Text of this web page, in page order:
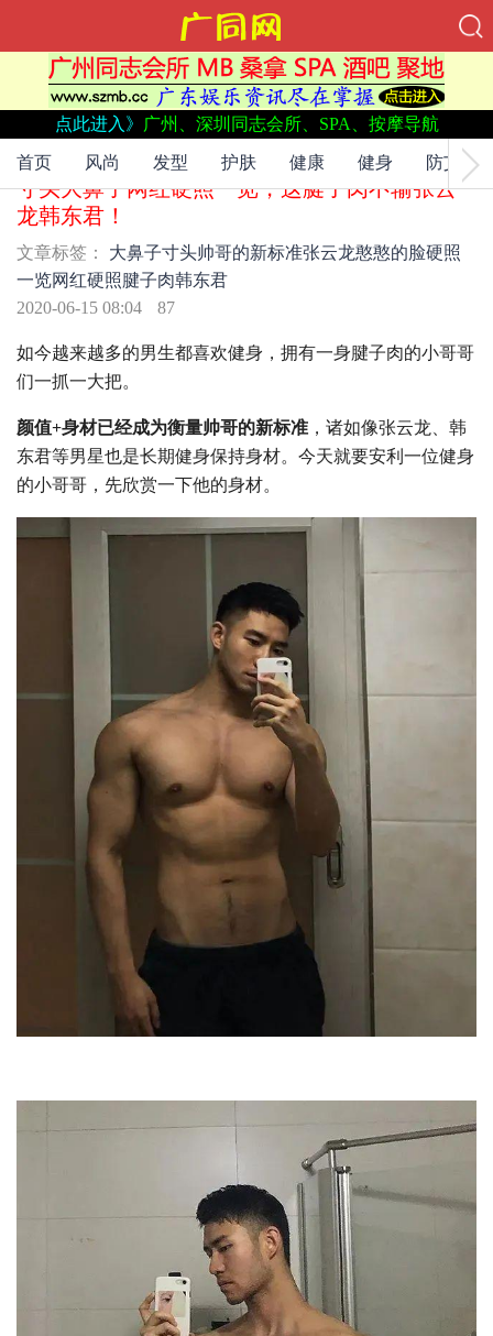
点此进入》 广州、深圳同志会所、SPA、按摩导航
首页 风尚 发型 护肤 健康 健身 防艾
文章标签：大鼻子寸头帅哥的新标准 张云龙憨憨的脸硬照
一览 网红硬照 腱子肉韩东君
寸头大鼻子网红硬照一览，这腱子肉不输张云
龙韩东君！
文章标签： 大鼻子寸头帅哥的新标准张云龙憨憨的脸硬照
一览网红硬照腱子肉韩东君
2020-06-15 08:04
87
如今越来越多的男生都喜欢健身，拥有一身腱子肉的小哥哥
们一抓一大把。
颜值+身材已经成为衡量帅哥的新标准 ，诸如像张云龙、韩
东君等男星也是长期健身保持身材。今天就要安利一位健身
的小哥哥，先欣赏一下他的身材。